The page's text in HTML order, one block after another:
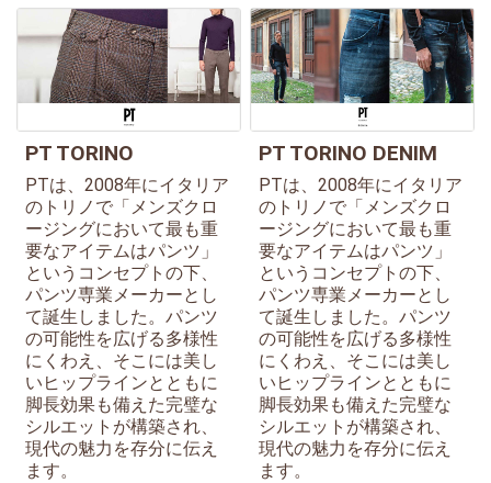
PT TORINO
PTは、2008年にイタリア
のトリノで「メンズクロ
ージングにおいて最も重
要なアイテムはパンツ」
というコンセプトの下、
パンツ専業メーカーとし
て誕生しました。パンツ
の可能性を広げる多様性
にくわえ、そこには美し
いヒップラインとともに
脚長効果も備えた完璧な
シルエットが構築され、
現代の魅力を存分に伝え
ます。
PT TORINO DENIM
PTは、2008年にイタリア
のトリノで「メンズクロ
ージングにおいて最も重
要なアイテムはパンツ」
というコンセプトの下、
パンツ専業メーカーとし
て誕生しました。パンツ
の可能性を広げる多様性
にくわえ、そこには美し
いヒップラインとともに
脚長効果も備えた完璧な
シルエットが構築され、
現代の魅力を存分に伝え
ます。